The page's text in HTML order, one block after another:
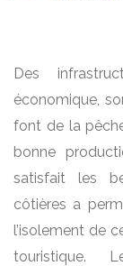
Des
économique,
font de la
bonne
satisfait les
côtières a
l’isolement de
touristique.